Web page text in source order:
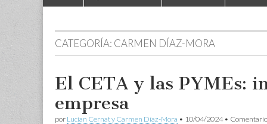
menu
CATEGORÍA: CARMEN DÍAZ-MORA
El CETA y las PYMEs:
empresa
por Lucian Cernat y Carmen Díaz-Mora • 10/04/2024•